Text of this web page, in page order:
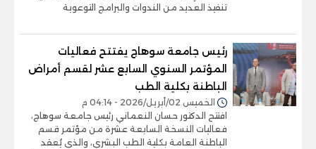
تنفيذ العديد من الندوات والبرامج التوعوية
رئيس جامعة سوهاج ‏يفتتح فعاليات
المؤتمر السنوي السابع عشر لقسم أمراض
الباطنة بكلية الطب
الخميس 02/أبريل/2026 - 04:14 م
افتتح الدكتور حسان النعماني رئيس جامعة سوهاج،
فعاليات النسخة السابعة عشرة من مؤتمر قسم
الباطنة العامة بكلية الطب البشري، والذي يُعقد